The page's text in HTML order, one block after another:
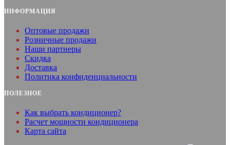
ИНФОРМАЦИЯ
Оптовые продажи
Розничные продажи
Наши партнеры
Скидка
Доставка
Политика конфиденциальности
ПОЛЕЗНОЕ
Как выбрать кондиционер?
Расчет мощности кондиционера
Карта сайта